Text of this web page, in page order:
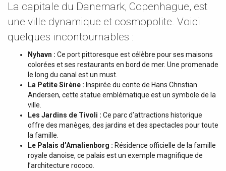
La capitale du Danemark, Copenhague, est
une ville dynamique et cosmopolite. Voici
quelques incontournables :
Nyhavn : Ce port pittoresque est célèbre pour ses maisons
colorées et ses restaurants en bord de mer. Une promenade
le long du canal est un must.
La Petite Sirène : Inspirée du conte de Hans Christian
Andersen, cette statue emblématique est un symbole de la
ville.
Les Jardins de Tivoli : Ce parc d’attractions historique
offre des manèges, des jardins et des spectacles pour toute
la famille.
Le Palais d’Amalienborg : Résidence officielle de la famille
royale danoise, ce palais est un exemple magnifique de
l’architecture rococo.